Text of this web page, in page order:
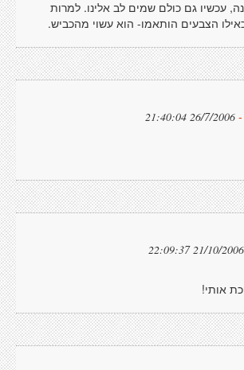
עכשיו גם כולם שמים לב אלינו. למרות
הצבעים הותאמו- הוא עשוי מהכביש.
-
26/7/2006 21:40:04
21/10/2006 22:09:37
אותי!